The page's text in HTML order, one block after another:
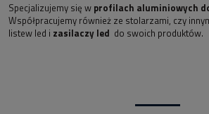
Specjalizujemy się w profilach aluminiowych
Współpracujemy również ze stolarzami, czy
listew led i zasilaczy led do swoich produktów.